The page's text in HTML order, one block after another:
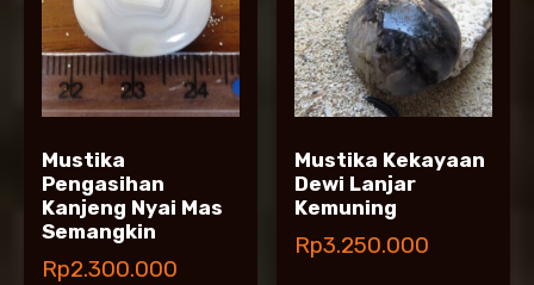
Mustika
Pengasihan
Kanjeng Nyai Mas
Semangkin
Rp2.300.000
Mustika Kekayaan
Dewi Lanjar
Kemuning
Rp3.250.000